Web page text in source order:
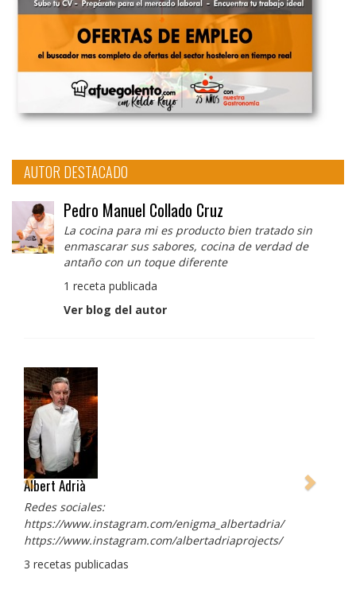
AUTOR DESTACADO
Pedro Manuel Collado Cruz
La cocina para mi es producto bien tratado sin
enmascarar sus sabores, cocina de verdad de
antaño con un toque diferente
1 receta publicada
Ver blog del autor
Albert Adrià
Redes sociales:
https://www.instagram.com/enigma_albertadria/
https://www.instagram.com/albertadriaprojects/
3 recetas publicadas